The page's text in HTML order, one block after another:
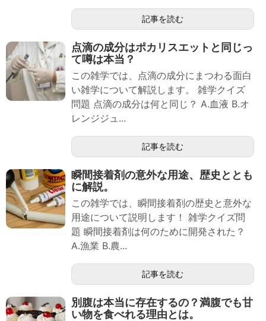
記事を読む
点滴の成分はポカリスエットと同じっ
て噂は本当？
この雑学では、点滴の成分にまつわる面白
い雑学について解説します。 雑学クイズ
問題 点滴の成分は何と同じ？ A.血液 B.オ
レンジジュ...
記事を読む
瞬間接着剤の意外な用途、歴史ととも
に解説。
この雑学では、瞬間接着剤の歴史と意外な
用途について説明します！ 雑学クイズ問
題 瞬間接着剤は何のために開発された？
A.漁業 B.農...
記事を読む
別腹は本当に存在するの？満腹でも甘
い物を食べれる理由とは。